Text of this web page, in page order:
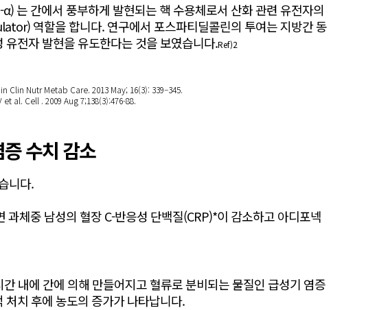
간에서 풍부하게 발현되는 핵 수용체로서 산화 관련 유전자의
역할을 합니다. 연구에서 포스파티딜콜린의 투여는 지방간 동
전자 발현을 유도한다는 것을 보였습니다.Ref)2
Clin Nutr Metab Care. 2013 May; 16(3): 339–345.
al. Cell . 2009 Aug 7;138(3):476-88.
수치 감소
니다.
체중 남성의 혈장 C-반응성 단백질(CRP)*이 감소하고 아디포넥
내에 간에 의해 만들어지고 혈류로 분비되는 물질인 급성기 염증
치 후에 농도의 증가가 나타납니다.